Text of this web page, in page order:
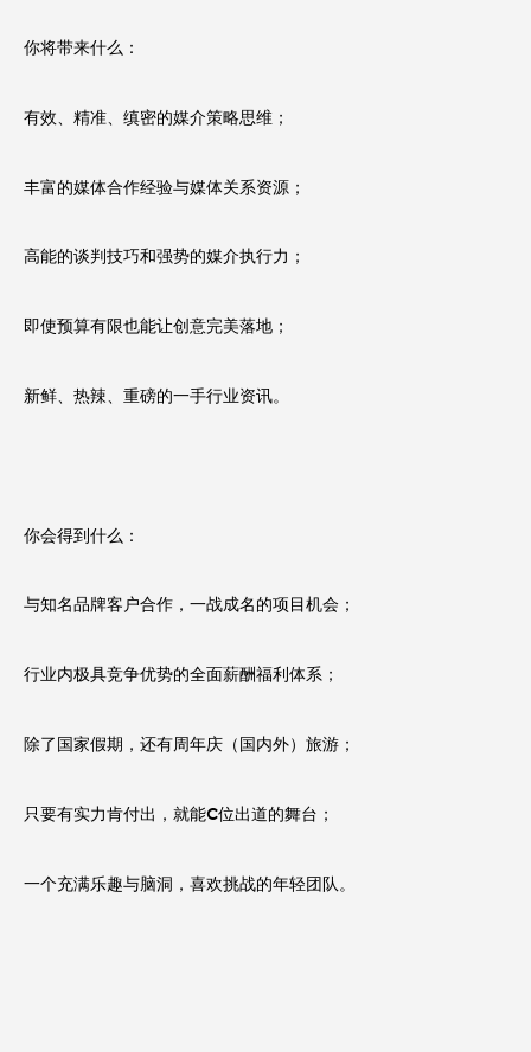
你将带来什么：
有效、精准、缜密的媒介策略思维；
丰富的媒体合作经验与媒体关系资源；
高能的谈判技巧和强势的媒介执行力；
即使预算有限也能让创意完美落地；
新鲜、热辣、重磅的一手行业资讯。
你会得到什么：
与知名品牌客户合作，一战成名的项目机会；
行业内极具竞争优势的全面薪酬福利体系；
除了国家假期，还有周年庆（国内外）旅游；
只要有实力肯付出，就能C位出道的舞台；
一个充满乐趣与脑洞，喜欢挑战的年轻团队。